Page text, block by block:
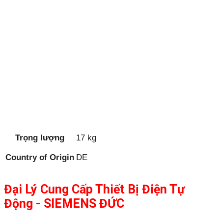
Trọng lượng 17 kg
Country of Origin DE
Đại Lý Cung Cấp Thiết Bị Điện Tự
Động - SIEMENS ĐỨC